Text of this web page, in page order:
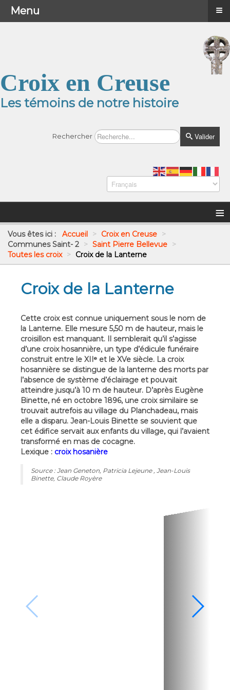
Croix en Creuse
Les témoins de notre histoire
Rechercher Valider
≡
Vous êtes ici : Accueil > Croix en Creuse >
Communes Saint- 2 > Saint Pierre Bellevue >
Toutes les croix > Croix de la Lanterne
Croix de la Lanterne
Cette croix est connue uniquement sous le nom de
la Lanterne. Elle mesure 5,50 m de hauteur, mais le
croisillon est manquant. Il semblerait qu’il s’agisse
d’une croix hosannière, un type d’édicule funéraire
construit entre le XIIᵉ et le XVe siècle. La croix
hosannière se distingue de la lanterne des morts par
l’absence de système d’éclairage et pouvait
atteindre jusqu’à 10 m de hauteur. D’après Eugène
Binette, né en octobre 1896, une croix similaire se
trouvait autrefois au village du Planchadeau, mais
elle a disparu. Jean-Louis Binette se souvient que
cet édifice servait aux enfants du village, qui l’avaient
transformé en mas de cocagne.
Lexique : croix hosanière
Source : Jean Geneton, Patricia Lejeune , Jean-Louis
Binette, Claude Royère
Menu ≡
Menu ≡